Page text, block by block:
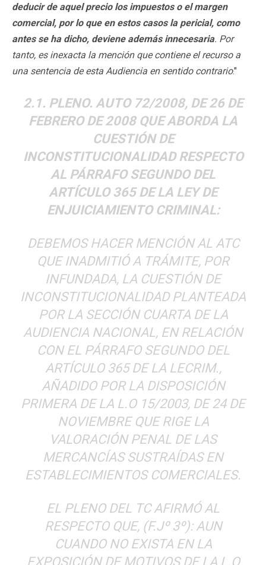
deducir de aquel precio los impuestos o el margen
comercial, por lo que en estos casos la pericial, como
antes se ha dicho, deviene además innecesaria. Por
tanto, es inexacta la mención que contiene el recurso a
una sentencia de esta Audiencia en sentido contrario."
2.1. PLENO. AUTO 72/2008, DE 26 DE
FEBRERO DE 2008 QUE ABORDA LA
CUESTIÓN DE
INCONSTITUCIONALIDAD RESPECTO
AL PÁRRAFO SEGUNDO DEL
ARTÍCULO 365 DE LA LEY DE
ENJUICIAMIENTO CRIMINAL:
DEBEMOS HACER MENCIÓN AL ATC
QUE INADMITIÓ A TRÁMITE, POR
INFUNDADA, LA CUESTIÓN DE
INCONSTITUCIONALIDAD PLANTEADA
POR LA SECCIÓN CUARTA DE LA
AUDIENCIA NACIONAL, EN RELACIÓN
CON EL PÁRRAFO SEGUNDO DEL
ARTÍCULO 365 DE LA LECRIM.,
AÑADIDO POR LA DISPOSICIÓN
PRIMERA DE LA L.O 15/2003, DE 24 DE
NOVIEMBRE QUE RIGE LA
VALORACIÓN PENAL DE LAS
MERCANCÍAS SUSTRAÍDAS EN
ESTABLECIMIENTOS COMERCIALES.
EL PLENO DEL TC AFIRMÓ AL
RESPECTO QUE, (F.Jº 3º): AUN
CUANDO NO EXISTA EN LA
EXPOSICIÓN DE MOTIVOS DE LA L.O